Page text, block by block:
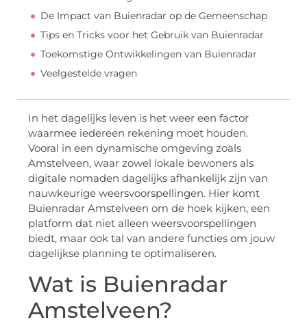
De Impact van Buienradar op de Gemeenschap
Tips en Tricks voor het Gebruik van Buienradar
Toekomstige Ontwikkelingen van Buienradar
Veelgestelde vragen
In het dagelijks leven is het weer een factor
waarmee iedereen rekening moet houden.
Vooral in een dynamische omgeving zoals
Amstelveen, waar zowel lokale bewoners als
digitale nomaden dagelijks afhankelijk zijn van
nauwkeurige weersvoorspellingen. Hier komt
Buienradar Amstelveen om de hoek kijken, een
platform dat niet alleen weersvoorspellingen
biedt, maar ook tal van andere functies om jouw
dagelijkse planning te optimaliseren.
Wat is Buienradar
Amstelveen?